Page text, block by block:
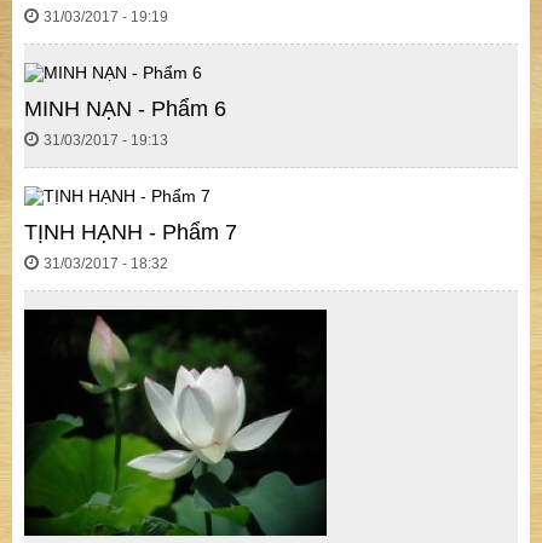
31/03/2017 - 19:19
MINH NẠN - Phẩm 6
31/03/2017 - 19:13
TỊNH HẠNH - Phẩm 7
31/03/2017 - 18:32